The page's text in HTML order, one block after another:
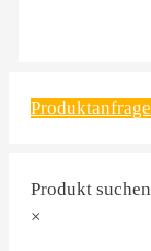
Produktanfrage
Produkt suchen
×